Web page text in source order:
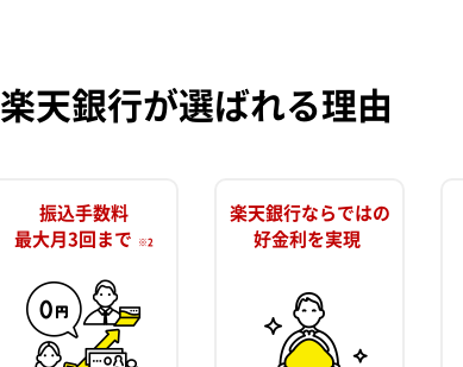
楽天銀行が選ばれる理由
振込手数料
最大月3回まで ※2
楽天銀行ならではの
好金利を実現